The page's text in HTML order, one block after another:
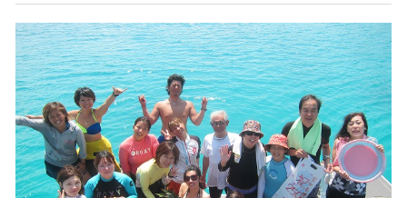
当ツアーの手順と注意点
1.スイム開始の判断
クジラを発見した場合は、その時のクジラの様子や海況
を確認し、ガイドがスイム開始可能と判断した場合にの
みエントリーを行います。
たとえクジラが近くを泳いでいても、状況によってはエ